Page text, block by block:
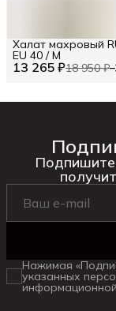
13 265 ₽18 950 ₽−
Халат махровый
EU 40 / M
Нажимая
указанных